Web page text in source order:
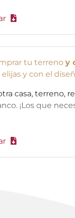
tu terreno y
y con el
casa, terreno,
¡Los que